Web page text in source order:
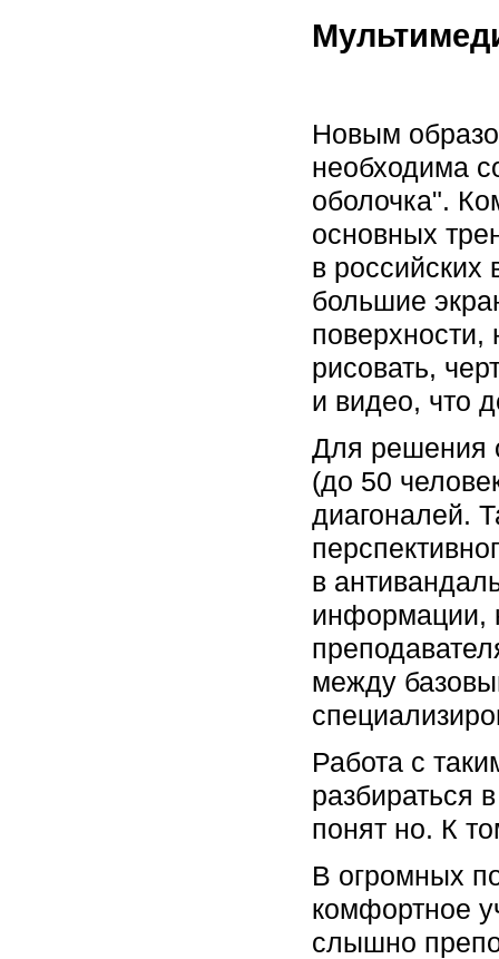
Новым
необходима
оболочка".
основных
в российских
большие
поверхности,
рисовать,
и видео, что
Для решения
(до 50
диагоналей.
в
информации,
между
Работа с
разбираться
понят но. К
В огромных
комфортное
слышно